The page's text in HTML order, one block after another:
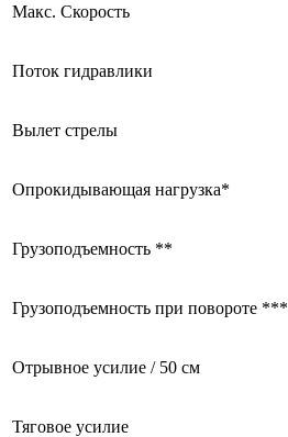
Макс. Скорость
Поток гидравлики
Вылет стрелы
Опрокидывающая нагрузка*
Грузоподъемность **
Грузоподъемность при повороте ***
Отрывное усилие / 50 см
Тяговое усилие